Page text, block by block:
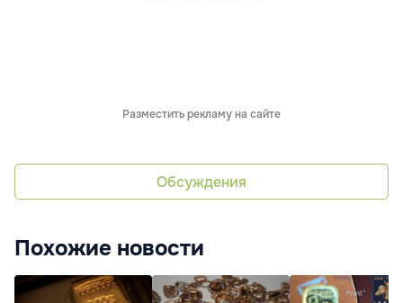
Разместить рекламу на сайте
Обсуждения
Похожие новости